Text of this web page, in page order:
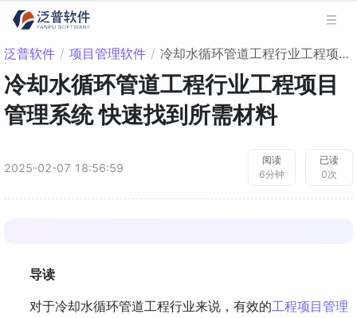
泛普软件 / 项目管理软件 / 冷却水循环管道工程行业工程项目管理系统 快速找到所需材料
冷却水循环管道工程行业工程项目
管理系统 快速找到所需材料
2025-02-07 18:56:59
阅读
6分钟
已读
0次
导读
对于冷却水循环管道工程行业来说，有效的工程项目管理